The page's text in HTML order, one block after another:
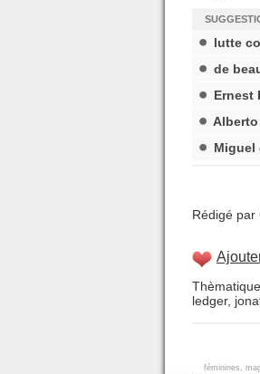
lutte
de
Ernest
Miguel
Rédigé par
ledger,
féminines,